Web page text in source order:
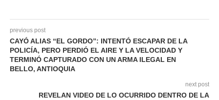
previous post
CAYÓ ALIAS “EL GORDO”: INTENTÓ ESCAPAR DE LA
POLICÍA, PERO PERDIÓ EL AIRE Y LA VELOCIDAD Y
TERMINÓ CAPTURADO CON UN ARMA ILEGAL EN
BELLO, ANTIOQUIA
next post
REVELAN VIDEO DE LO OCURRIDO DENTRO DE LA